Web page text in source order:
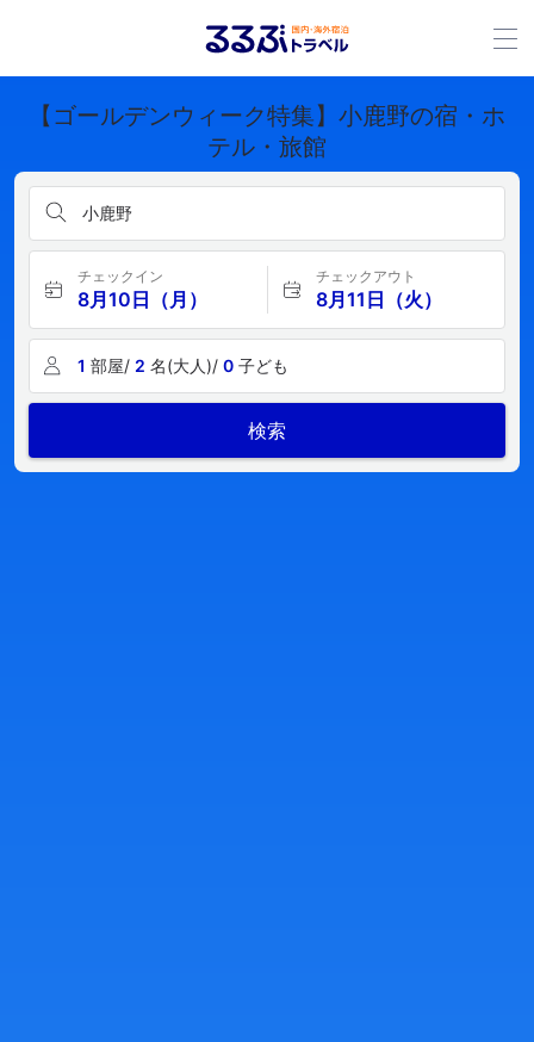
【ゴールデンウィーク特集】小鹿野の宿・ホ
テル・旅館
小鹿野
チェックイン
8月10日（月）
チェックアウト
8月11日（火）
1 部屋/ 2 名(大人)/ 0 子ども
検索